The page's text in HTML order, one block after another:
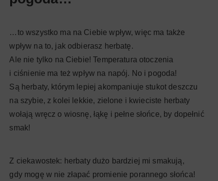
…to wszystko ma na Ciebie wpływ, więc ma także
wpływ na to, jak odbierasz herbatę.
Ale nie tylko na Ciebie! Temperatura otoczenia
i ciśnienie ma też wpływ na napój. No i pogoda!
Są herbaty, którym lepiej akompaniuje stukot deszczu
na szybie, z kolei lekkie, zielone i kwieciste herbaty
wołają wręcz o wiosnę, łąkę i pełne słońce, by dopełnić
smak!
Z ciekawostek: herbaty dużo bardziej mi smakują,
gdy mogę w nie złapać promienie porannego słońca!